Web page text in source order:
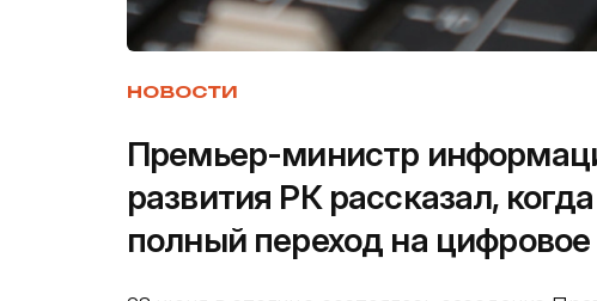
НОВОСТИ
Премьер-министр
развития РК рассказал,
полный переход на